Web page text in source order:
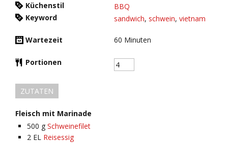
Küchenstil
BBQ
Keyword
sandwich, schwein, vietnam
Wartezeit 60 Minuten
Portionen
ZUTATEN
Fleisch mit Marinade
500 g Schweinefilet
2 EL Reisessig